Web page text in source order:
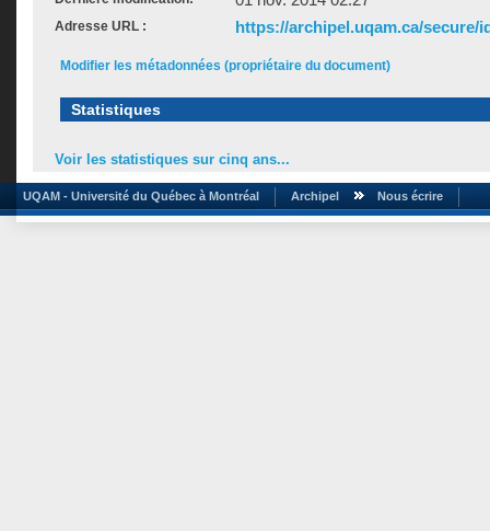
Adresse URL : https://archipel.uqam.ca/secure/
Modifier les métadonnées (propriétaire du document)
Statistiques
Voir les statistiques sur cinq ans...
UQAM - Université du Québec à Montréal Archipel Nous écrire